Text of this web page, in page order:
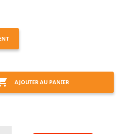
AJOUTER AU PANIER